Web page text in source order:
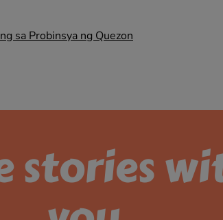
sa Probinsya ng Quezon
stories